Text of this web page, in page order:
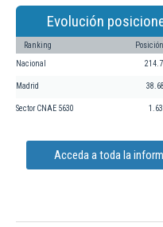
Evolución
Ranking
Nacional
Madrid
Sector CNAE 5630
Acceda a toda la